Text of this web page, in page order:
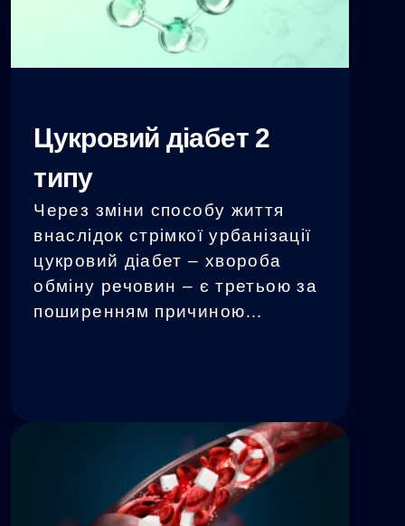
Цукровий діабет 2
типу
Через зміни способу життя
внаслідок стрімкої урбанізації
цукровий діабет – хвороба
обміну речовин – є третьою за
поширенням причиною
діабетом і пов’язаними з ним
наслідками через несприятливі
побічні ефекти доступних на
даний момент